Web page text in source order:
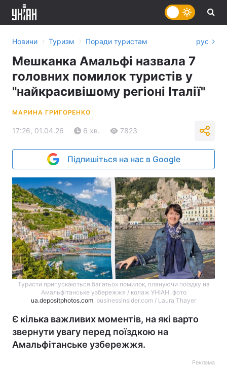
Новини › Туризм › Поради туристам рус
Мешканка Амальфі назвала 7
головних помилок туристів у
"найкрасивішому регіоні Італії"
МАРИНА ГРИГОРЕНКО
17:26, 01.04.26 6 хв. 7823
Підпишіться на нас в Google
Туристи припускаються багатьох помилок, плануючи поїздку на
Амальфітанське узбережжя / колаж УНІАН, фото
ua.depositphotos.com, businessinsider.com / Laura Thayer
Є кілька важливих моментів, на які варто
звернути увагу перед поїздкою на
Амальфітанське узбережжя.
Реклама